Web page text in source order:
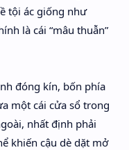
tội ác giống như
là cái “mâu thuẫn”
đóng kín, bốn phía
một cái cửa sổ trong
nhất định phải
khiến cậu dè dặt mở